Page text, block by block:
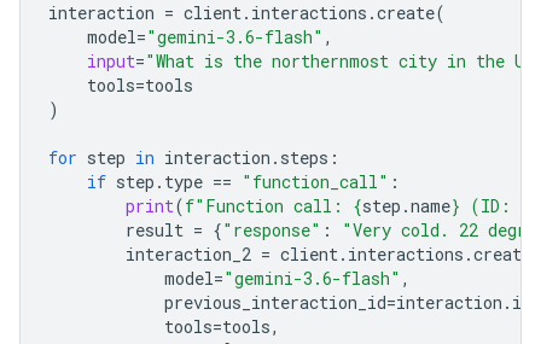
interaction = client. interactions .create(
model="gemini-3.6-flash" ,
input="What is the northernmost city in the
tools=tools
)
for step in interaction . steps :
if step . type == "function_call" :
print(f"Function call: {step .name} (ID:
result = {"response" :
"Very cold. 22
interaction_2 = client. interactions .create
model="gemini-3.6-flash" ,
previous_interaction_id=interaction . id
tools=tools,